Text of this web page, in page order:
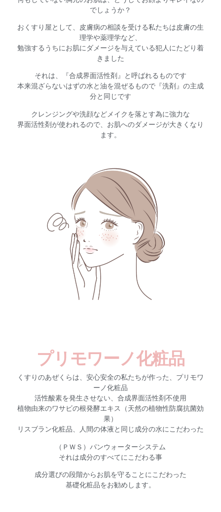
でしょ うか？
おくすり屋として、皮膚病の相談を受ける私たちは皮膚の生
理学や薬理学など、
勉強するうちにお肌にダメージを与えている犯人にたどり着
きました
それは、『合成界面活性剤』と呼ばれるものです
本来混ざらないはずの水と油を混ぜるもので『洗剤』の主成
分と同じです
クレンジングや洗顔などメイクを落とす為に強力な
界面活性剤が使われるので、お肌へのダメージが大きくなり
ます。
プリモワーノ化粧品
くすりのあぜくらは、安心安全の私たちが作った、プリモワ
ーノ化粧品
活性酸素を発生させない、合成界面活性剤不使用
植物由来のワサビの根発酵エキス（天然の植物性防腐抗菌効
果）
リスブラン化粧品、人間の体液と同じ成分の水にこだわった
（ＰＷＳ）パンウォーターシステム
それは成分のすべてにこだわる事
成分選びの段階からお肌を守ることにこだわった
基礎化粧品をお勧めします。